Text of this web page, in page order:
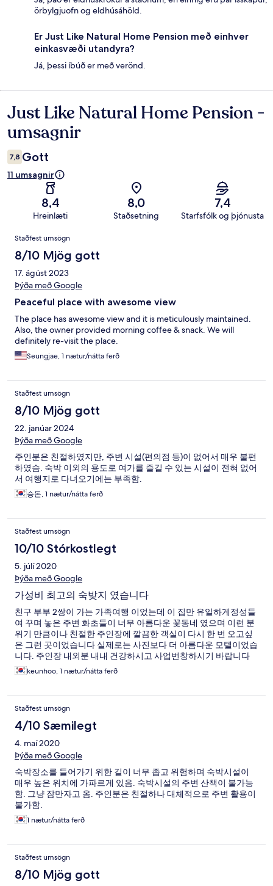
örbylgjuofn og eldhúsáhöld.
Er Just Like Natural Home Pension með einhver
einkasvæði utandyra?
Já, þessi íbúð er með verönd.
Umsagnir
Just Like Natural Home Pension -
umsagnir
7,8 Gott
11 umsagnir
8,4
Hreinlæti
8,0
Staðsetning
7,4
Starfsfólk og þjónusta
Umsagnir
Staðfest umsögn
8/10 Mjög gott
17. ágúst 2023
Þýða með Google
Peaceful place with awesome view
The place has awesome view and it is meticulously maintained.
Also, the owner provided morning coffee & snack. We will
definitely re-visit the place.
Seungjae, 1 nætur/nátta ferð
Staðfest umsögn
8/10 Mjög gott
22. janúar 2024
Þýða með Google
주인분은 친절하였지만, 주변 시설(편의점 등)이 없어서 매우 불편
하였슴. 숙박 이외의 용도로 여가를 즐길 수 있는 시설이 전혀 없어
서 여행지로 다녀오기에는 부족함.
승돈, 1 nætur/nátta ferð
Staðfest umsögn
10/10 Stórkostlegt
5. júlí 2020
Þýða með Google
가성비 최고의 숙밪지 였습니다
친구 부부 2쌍이 가는 가족여행 이었는데 이 집만 유일하게정성들
여 꾸며 놓은 주변 화초들이 너무 아름다운 꽃동네 였으며 이런 분
위기 만큼이나 친절한 주인장에 깔끔한 객실이 다시 한 번 오고싶
은 그런 곳이었습니다 실제로는 사진보다 더 아름다운 모텔이었습
니다. 주인장 내외분 내내 건강하시고 사업번창하시기 바랍니다
keunhoo, 1 nætur/nátta ferð
Staðfest umsögn
4/10 Sæmilegt
4. maí 2020
Þýða með Google
숙박장소를 들어가기 위한 길이 너무 좁고 위험하며 숙박시설이
매우 높은 위치에 가파르게 있음. 숙박시설의 주변 산책이 불가능
함. 그냥 잠만자고 옴. 주인분은 친절하나 대체적으로 주변 활용이
불가함.
1 nætur/nátta ferð
Staðfest umsögn
8/10 Mjög gott